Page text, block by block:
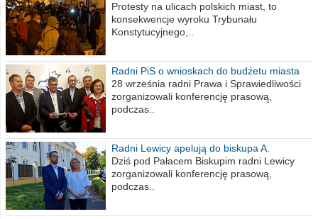
poselskim PiS
Protesty na ulicach polskich miast, to
konsekwencje wyroku Trybunału
Konstytucyjnego,..
Radni PiS o wnioskach do budżetu miasta
na 2021 rok
28 września radni Prawa i Sprawiedliwości
zorganizowali konferencję prasową,
podczas..
Radni Lewicy apelują do biskupa A.
Wiesława Meringa
Dziś pod Pałacem Biskupim radni Lewicy
zorganizowali konferencję prasową,
podczas..